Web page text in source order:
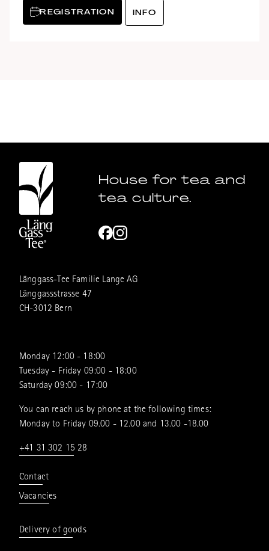
REGISTRATION INFO
House for tea and
tea culture.
Länggass-Tee Familie Lange AG
Länggassstrasse 47
CH-3012 Bern
Monday 12:00 - 18:00
Tuesday - Friday 09:00 - 18:00
Saturday 09:00 - 17:00
You can reach us by phone at the following times:
Monday to Friday 09.00 - 12.00 and 13.00 -18.00
+41 31 302 15 28
Contact
Vacancies
Delivery of goods